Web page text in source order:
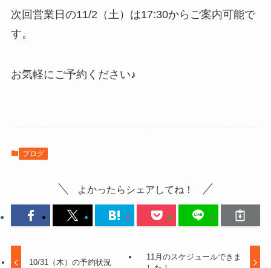
次回営業日の11/2（土）は17:30からご案内可能で
す。
お気軽にご予約ください♪
ブログ
よかったらシェアしてね！
10/31（木）の予約状況
11月のスケジュールできま